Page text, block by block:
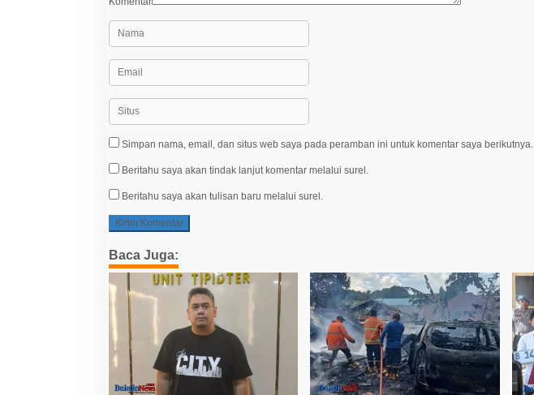
Simpan nama, email, dan situs web saya pada peramban ini untuk komentar saya berikutnya.
Beritahu saya akan tindak lanjut komentar melalui surel.
Beritahu saya akan tulisan baru melalui surel.
Baca Juga: